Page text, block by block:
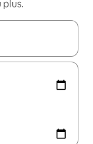
plus.
flèches vers le